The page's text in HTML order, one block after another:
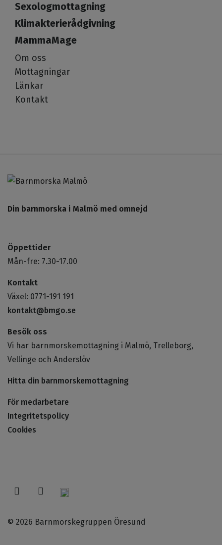
Sexologmottagning
Klimakterierådgivning
MammaMage
Om oss
Mottagningar
Länkar
Kontakt
Din barnmorska i Malmö med omnejd
Öppettider
Mån-fre: 7.30-17.00
Kontakt
Växel: 0771-191 191
kontakt@bmgo.se
Besök oss
Vi har barnmorskemottagning i Malmö, Trelleborg,
Vellinge och Anderslöv
Hitta din barnmorskemottagning
För medarbetare
Integritetspolicy
Cookies
© 2026 Barnmorskegruppen Öresund